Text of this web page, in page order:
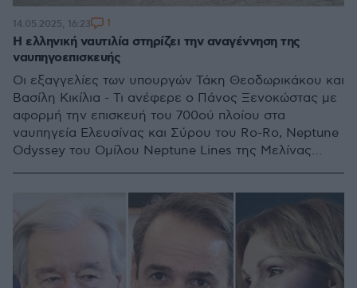
Η ελληνική ναυτιλία στηρίζει την αναγέννηση της
ναυπηγοεπισκευής
Οι εξαγγελίες των υπουργών Τάκη Θεοδωρικάκου και
Βασίλη Κικίλια - Τι ανέφερε ο Πάνος Ξενοκώστας με
αφορμή την επισκευή του 700ού πλοίου στα
ναυπηγεία Ελευσίνας και Σύρου του Ro-Ro, Neptune
Odyssey του Ομίλου Neptune Lines της Μελίνας
14.05.2025, 16:23 1